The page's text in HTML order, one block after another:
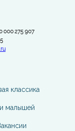
000 275 907
классика
малышей